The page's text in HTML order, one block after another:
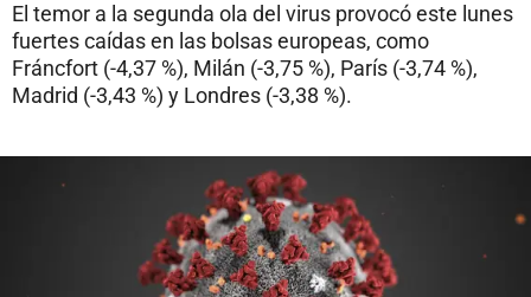
El temor a la segunda ola del virus provocó este lunes
fuertes caídas en las bolsas europeas, como
Fráncfort (-4,37 %), Milán (-3,75 %), París (-3,74 %),
Madrid (-3,43 %) y Londres (-3,38 %).